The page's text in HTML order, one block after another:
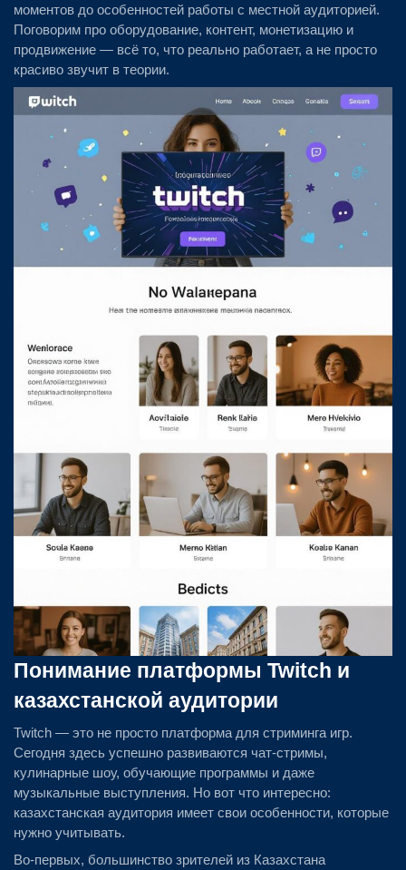
моментов до особенностей работы с местной аудиторией.
Поговорим про оборудование, контент, монетизацию и
продвижение — всё то, что реально работает, а не просто
красиво звучит в теории.
Понимание платформы Twitch и
казахстанской аудитории
Twitch — это не просто платформа для стриминга игр.
Сегодня здесь успешно развиваются чат-стримы,
кулинарные шоу, обучающие программы и даже
музыкальные выступления. Но вот что интересно:
казахстанская аудитория имеет свои особенности, которые
нужно учитывать.
Во-первых, большинство зрителей из Казахстана